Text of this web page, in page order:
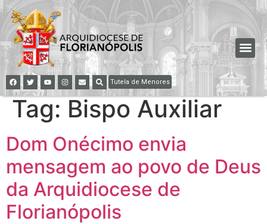
Tutela de Menores
Tag: Bispo Auxiliar
Dom Onécimo envia
mensagem ao povo de Deus
da Arquidiocese de
Florianópolis